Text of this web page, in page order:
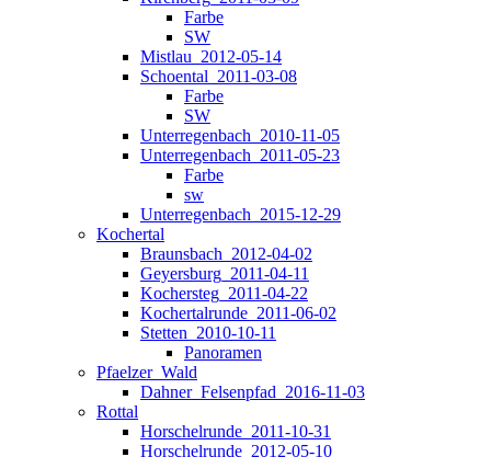
Farbe
SW
Mistlau_2012-05-14
Schoental_2011-03-08
Farbe
SW
Unterregenbach_2010-11-05
Unterregenbach_2011-05-23
Farbe
sw
Unterregenbach_2015-12-29
Kochertal
Braunsbach_2012-04-02
Geyersburg_2011-04-11
Kochersteg_2011-04-22
Kochertalrunde_2011-06-02
Stetten_2010-10-11
Panoramen
Pfaelzer_Wald
Dahner_Felsenpfad_2016-11-03
Rottal
Horschelrunde_2011-10-31
Horschelrunde_2012-05-10